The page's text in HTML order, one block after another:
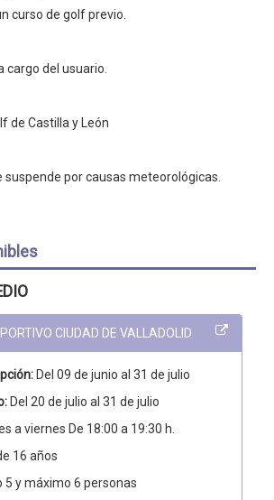
curso de golf previo.
cargo del usuario.
de Castilla y León
suspende por causas meteorológicas.
CIUDAD DE VALLADOLID
Del 09 de junio al 31 de julio
Del 20 de julio al 31 de julio
a viernes De 18:00 a 19:30 h.
16 años
5 y máximo 6 personas